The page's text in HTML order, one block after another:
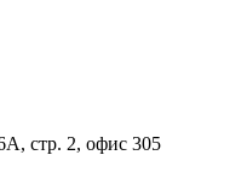
6А, стр. 2, офис 305